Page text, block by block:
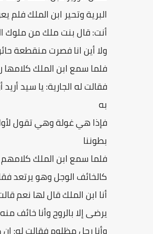
البرية وتحير ابن الملك
أنت: قال بنت ملك من ملوك
ولا أين انا فصرت منقطعة
فلما سمع ابن الملك كلامها
فقالت له الجارية: يا سيد
به
فإذا هي غولة وهي تقول
بطوننا
فلما سمع ابن الملك
كالخائف الوجل وهو يرتعد
أنا ابن الملك قال لها نعم
يرضى إلا بالروح وأنا خائف منه